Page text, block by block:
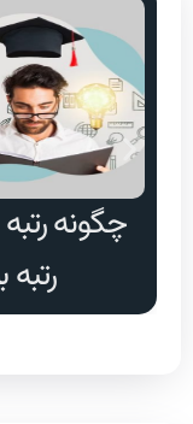
چگونه